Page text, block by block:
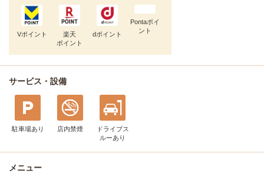
Vポイント
楽天
ポイント
dポイント
Pontaポイ
ント
サービス・設備
駐車場あり 店内禁煙
ドライブス
ルーあり
メニュー